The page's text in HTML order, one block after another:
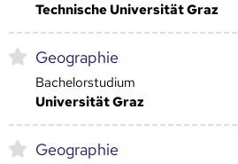
Technische Universität Graz
Geographie
Bachelorstudium
Universität Graz
Geographie